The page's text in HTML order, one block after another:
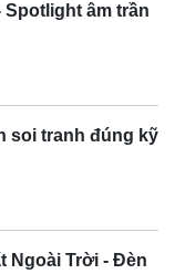
âm trần
soi tranh đúng kỹ
Ngoài Trời - Đèn